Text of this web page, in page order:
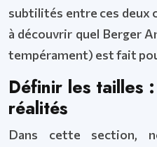
subtilités entre ces deux
à découvrir quel Berger
tempérament) est fait
Définir les tailles
réalités
Dans cette section,